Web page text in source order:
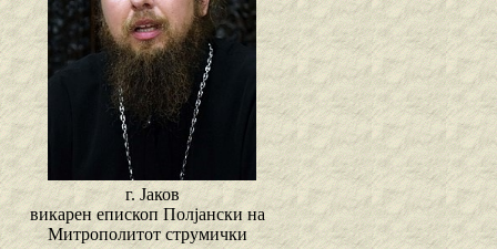
г. Јаков
викарен епископ Полјански на
Митрополитот струмички